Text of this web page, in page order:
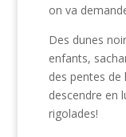
on va
Des dunes
enfants,
des pentes de
descendre en
rigolades!